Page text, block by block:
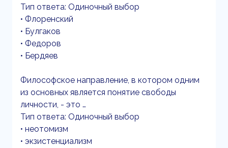
Тип ответа: Одиночный выбор
• Флоренский
• Булгаков
• Федоров
• Бердяев
Философское направление, в котором одним
из основных является понятие свободы
личности, - это …
Тип ответа: Одиночный выбор
• неотомизм
• экзистенциализм